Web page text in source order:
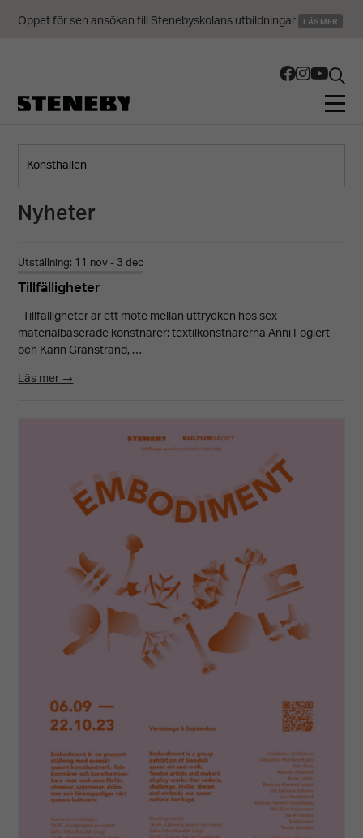
Nyheter
Utställning: 11 nov - 3 dec
Tillfälligheter
Tillfälligheter är ett möte mellan uttrycken hos sex
materialbaserade konstnärer; textilkonstnärerna Anni Foglert
och Karin Granstrand, …
Läs mer →
Öppet för sen ansökan till Stenebyskolans utbildningar LÄS MER